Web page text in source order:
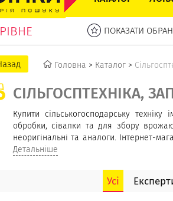
РІВНЕ ПОКАЗАТИ
Головна > Каталог >
СІЛЬГОСПТЕХНІКА,
Купити сільськогосподарську
обробки, сівалки та для збору врожаю.
неоригінальні та аналоги. Інтернет-
зусиль придбати необхідні товари.
Детальніше
Усі